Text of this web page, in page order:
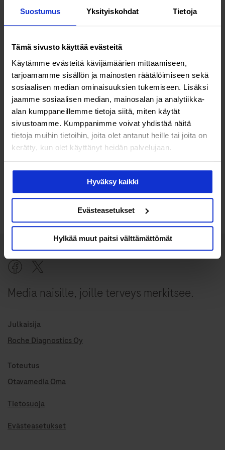
Suostumus Yksityiskohdat Tietoja
Tämä sivusto käyttää evästeitä
Käytämme evästeitä kävijämäärien mittaamiseen,
tarjoamamme sisällön ja mainosten räätälöimiseen sekä
sosiaalisen median ominaisuuksien tukemiseen. Lisäksi
jaamme sosiaalisen median, mainosalan ja analytiikka-
alan kumppaneillemme tietoja siitä, miten käytät
sivustoamme. Kumppanimme voivat yhdistää näitä
tietoja muihin tietoihin, joita olet antanut heille tai joita on
kerätty, kun olet käyttänyt heidän palvelujaan.
Hyväksy kaikki
Evästeasetukset
Hylkää muut paitsi välttämättömät
Terveys & hyvinvointi
Harvinaisen munasarjasyövän
sairastanut Eva-Maria
Strömsholm, 42: ”Syöpä vei
minulta tärkeitä asioita mutta
antoi paljon myös takaisin”
Lisää luettavaa
Media naisille, joille terveys merkitsee.
Julkaisija
Roche Diagnostics Oy
Toteutus
Otavamedia Oma
Tietosuoja
Evästeasetukset